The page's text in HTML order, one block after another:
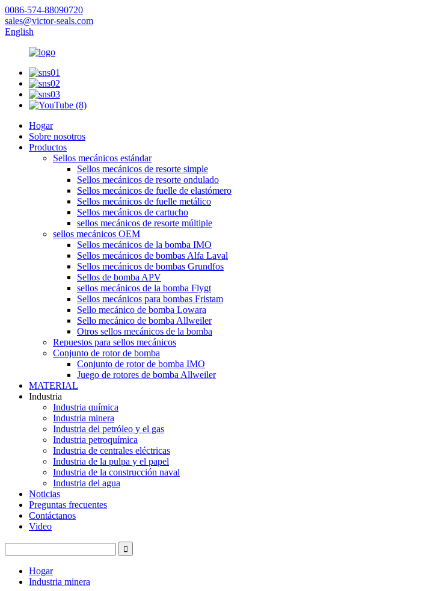
0086-574-88090720
sales@victor-seals.com
English
Hogar
Sobre nosotros
Productos
Sellos mecánicos estándar
Sellos mecánicos de resorte simple
Sellos mecánicos de resorte ondulado
Sellos mecánicos de fuelle de elastómero
Sellos mecánicos de fuelle metálico
Sellos mecánicos de cartucho
sellos mecánicos de resorte múltiple
sellos mecánicos OEM
Sellos mecánicos de la bomba IMO
Sellos mecánicos de bombas Alfa Laval
Sellos mecánicos de bombas Grundfos
Sellos de bomba APV
sellos mecánicos de la bomba Flygt
Sellos mecánicos para bombas Fristam
Sello mecánico de bomba Lowara
Sello mecánico de bomba Allweiler
Otros sellos mecánicos de la bomba
Repuestos para sellos mecánicos
Conjunto de rotor de bomba
Conjunto de rotor de bomba IMO
Juego de rotores de bomba Allweiler
MATERIAL
Industria
Industria química
Industria minera
Industria del petróleo y el gas
Industria petroquímica
Industria de centrales eléctricas
Industria de la pulpa y el papel
Industria de la construcción naval
Industria del agua
Noticias
Preguntas frecuentes
Contáctanos
Video
Hogar
Industria minera